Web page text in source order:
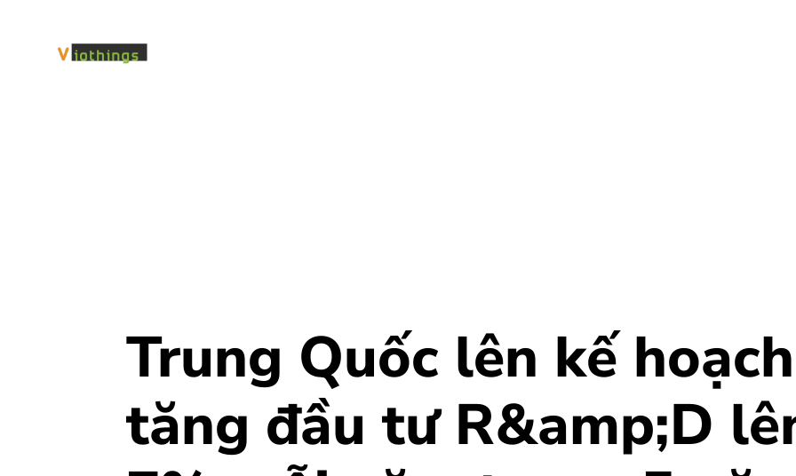
Trung Quốc lên kế hoạch
tăng đầu tư R&amp;D